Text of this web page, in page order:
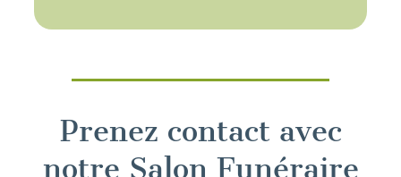
Prenez contact avec
notre Salon Funéraire